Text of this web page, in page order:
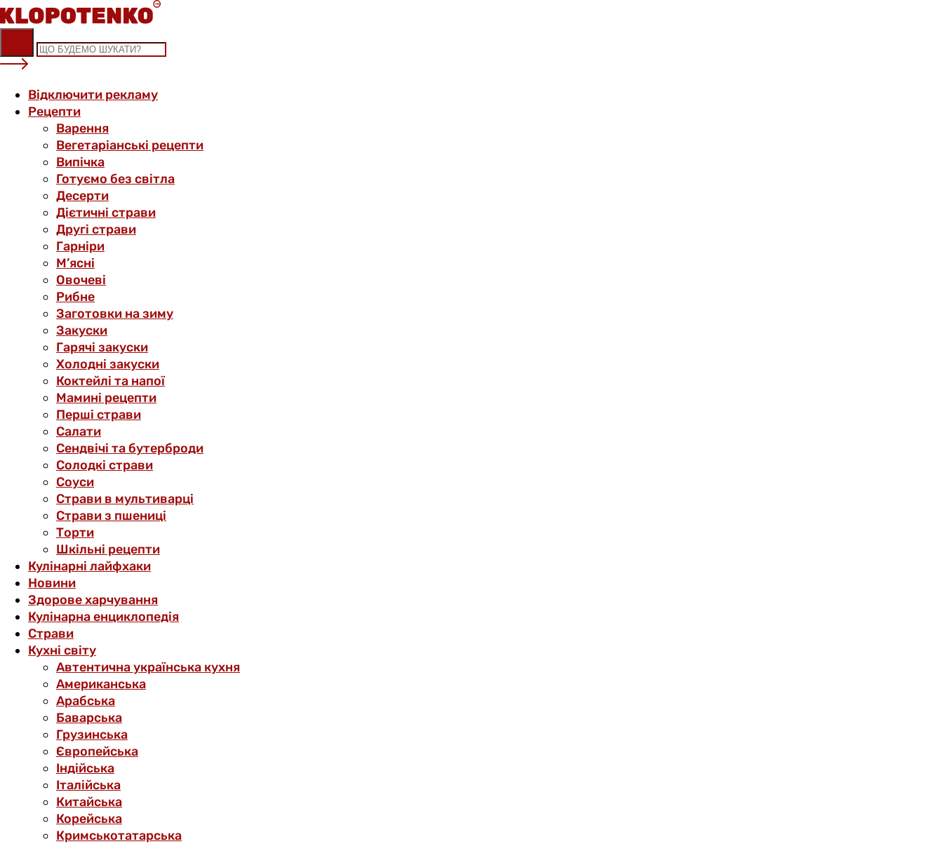
Skip
to
content
Відключити рекламу
Рецепти
Варення
Вегетаріанські рецепти
Випічка
Готуємо без світла
Десерти
Дієтичні страви
Другі страви
Гарніри
М’ясні
Овочеві
Рибне
Заготовки на зиму
Закуски
Гарячі закуски
Холодні закуски
Коктейлі та напої
Мамині рецепти
Перші страви
Салати
Сендвічі та бутерброди
Солодкі страви
Соуси
Страви в мультиварці
Страви з пшениці
Торти
Шкільні рецепти
Кулінарні лайфхаки
Новини
Здорове харчування
Кулінарна енциклопедія
Страви
Кухні світу
Автентична українська кухня
Американська
Арабська
Баварська
Грузинська
Європейська
Індійська
Італійська
Китайська
Корейська
Кримськотатарська